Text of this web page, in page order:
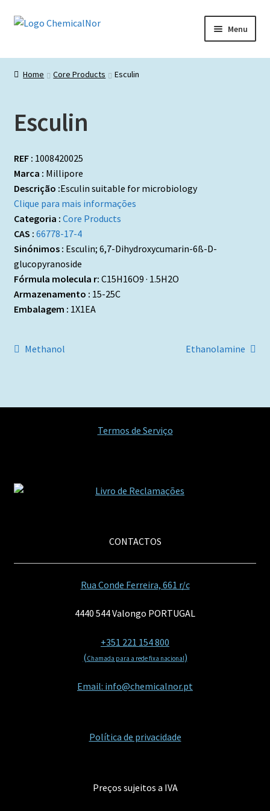
Ir
Saltar
Menu
Início
Catálogos de Representadas
Promoções
Home Core Products Esculin
Esculin
REF : 1008420025
Marca : Millipore
Descrição :Esculin suitable for microbiology
Clique para mais informações
Categoria : Core Products
CAS : 66778-17-4
Sinónimos : Esculin; 6,7-Dihydroxycumarin-6ß-D-
glucopyranoside
Fórmula molecula r: C15H16O9 · 1.5H2O
Armazenamento : 15-25C
Embalagem : 1X1EA
Navegação
Artigo
Methanol
Artigo
Ethanolamine
Termos de Serviço
CONTACTOS
Rua Conde Ferreira, 661 r/c
4440 544 Valongo PORTUGAL
+351 221 154 800
(Chamada para a rede fixa nacional)
Email: info@chemicalnor.pt
Política de privacidade
Preços sujeitos a IVA